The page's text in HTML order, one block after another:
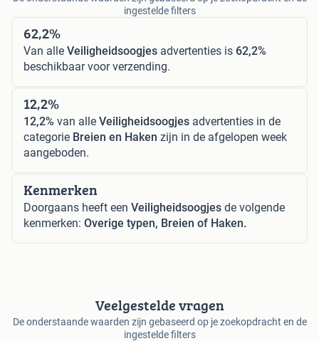
ingestelde filters
62,2%
Van alle Veiligheidsoogjes advertenties is 62,2%
beschikbaar voor verzending.
12,2%
12,2% van alle Veiligheidsoogjes advertenties in de
categorie Breien en Haken zijn in de afgelopen week
aangeboden.
Kenmerken
Doorgaans heeft een Veiligheidsoogjes de volgende
kenmerken: Overige typen, Breien of Haken.
Veelgestelde vragen
De onderstaande waarden zijn gebaseerd op je zoekopdracht en de
ingestelde filters